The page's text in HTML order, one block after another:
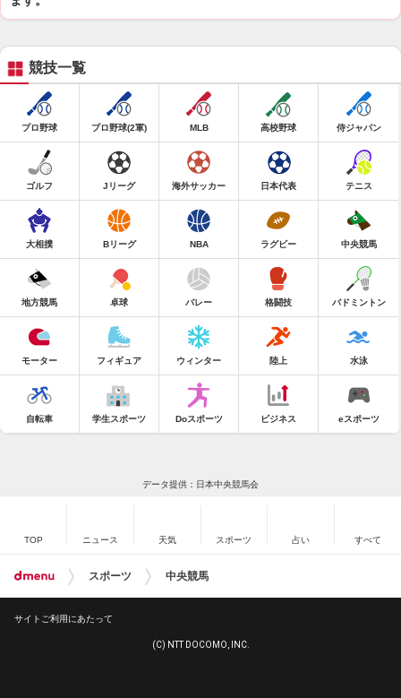
競技一覧
プロ野球 プロ野球(2軍) MLB 高校野球 侍ジャパン
ゴルフ Jリーグ 海外サッカー 日本代表 テニス
大相撲 Bリーグ NBA ラグビー 中央競馬
地方競馬 卓球 バレー 格闘技 バドミントン
モーター フィギュア ウィンター 陸上 水泳
自転車 学生スポーツ Doスポーツ ビジネス eスポーツ
データ提供：日本中央競馬会
TOP ニュース 天気 スポーツ 占い すべて
スポーツ 中央競馬
サイトご利用にあたって
(C) NTT DOCOMO, INC.